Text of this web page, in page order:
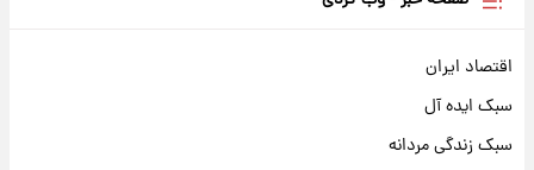
اقتصاد ایران
سبک ایده آل
سبک زندگی مردانه